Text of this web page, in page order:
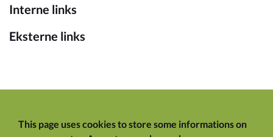
Interne links
Eksterne links
This page uses cookies to store some informations on